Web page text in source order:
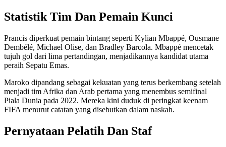
Statistik Tim Dan Pemain Kunci
Prancis diperkuat pemain bintang seperti Kylian Mbappé, Ousmane
Dembélé, Michael Olise, dan Bradley Barcola. Mbappé mencetak
tujuh gol dari lima pertandingan, menjadikannya kandidat utama
peraih Sepatu Emas.
Maroko dipandang sebagai kekuatan yang terus berkembang setelah
menjadi tim Afrika dan Arab pertama yang menembus semifinal
Piala Dunia pada 2022. Mereka kini duduk di peringkat keenam
FIFA menurut catatan yang disebutkan dalam naskah.
Pernyataan Pelatih Dan Staf